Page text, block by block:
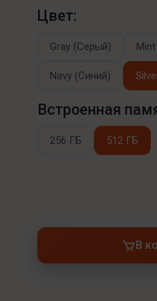
Цвет:
Gray (Серый)
Navy (Синий)
Встроенная
256 ГБ 512 ГБ
В